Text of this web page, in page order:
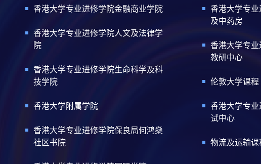
香港大学专业进修学院金融商业学院
香港大学专业进修学院人文及法律学
院
香港大学专业进修学院生命科学及科
技学院
香港大学附属学院
香港大学专业进修学院保良局何鸿燊
社区书院
香港大学专
及中药房
香港大学专
教研中心
伦敦大学课程
香港大学专业
试中心
物流及运输课